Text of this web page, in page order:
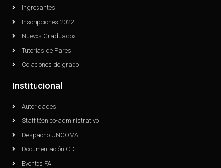
Ingresantes
Inscripciones 2022
Nuevos Graduados
Tutorías de Pares
Colaciones de grado
Institucional
Autoridades
Staff técnico-administrativo
Despacho UNCOMA
Documentación CD
Eventos FAI